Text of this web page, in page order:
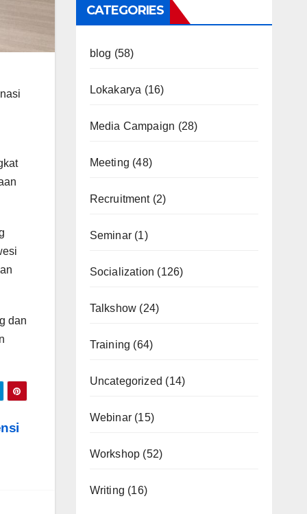
dan
CATEGORIES
blog (58)
Lokakarya (16)
Media Campaign (28)
Meeting (48)
Recruitment(2)
Seminar(1)
Socialization (126)
Talkshow (24)
Training (64)
Uncategorized (14)
Webinar(15)
Workshop (52)
Writing (16)